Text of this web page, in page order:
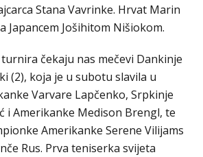
Stana Vavrinke. Hrvat Marin
Japancem Jošihitom Nišiokom.
čekaju nas mečevi Dankinje
(2), koja je u subotu slavila u
Varvare Lapčenko, Srpkinje
i Amerikanke Medison Brengl, te
Amerikanke Serene Vilijams
Rus. Prva teniserka svijeta